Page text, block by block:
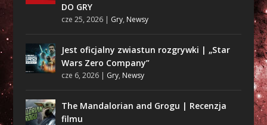
DO GRY
cze 25, 2026| Gry, Newsy
Jest oficjalny zwiastun rozgrywki | „Star
Wars Zero Company”
cze 6, 2026| Gry, Newsy
The Mandalorian and Grogu | Recenzja
filmu